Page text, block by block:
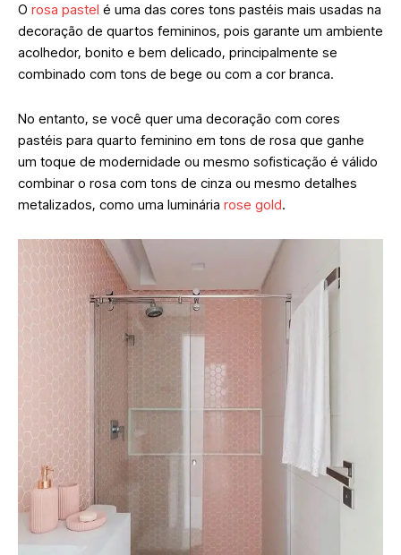
O rosa pastel é uma das cores tons pastéis mais usadas na
decoração de quartos femininos, pois garante um ambiente
acolhedor, bonito e bem delicado, principalmente se
combinado com tons de bege ou com a cor branca.
No entanto, se você quer uma decoração com cores
pastéis para quarto feminino em tons de rosa que ganhe
um toque de modernidade ou mesmo sofisticação é válido
combinar o rosa com tons de cinza ou mesmo detalhes
metalizados, como uma luminária rose gold.